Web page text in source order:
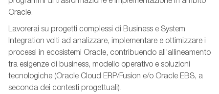
Oracle.
Lavorerai su progetti complessi di Business e System
Integration volti ad analizzare, implementare e ottimizzare i
processi in ecosistemi Oracle, contribuendo all’allineamento
tra esigenze di business, modello operativo e soluzioni
tecnologiche (Oracle Cloud ERP/Fusion e/o Oracle EBS, a
seconda dei contesti progettuali).